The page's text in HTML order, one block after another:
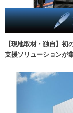
【現地取材・独自】
支援ソリューションが